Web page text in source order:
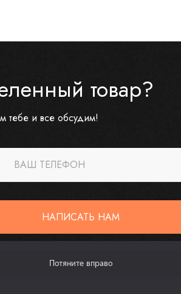
товар?
тебе и все обсудим!
ВАШ ТЕЛЕФОН
НАПИСАТЬ НАМ